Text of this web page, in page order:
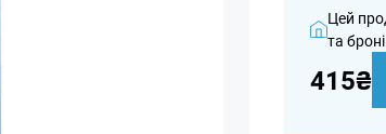
Цей
та
415₴